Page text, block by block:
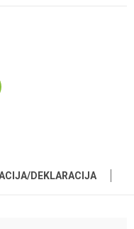
DEKLARACIJA